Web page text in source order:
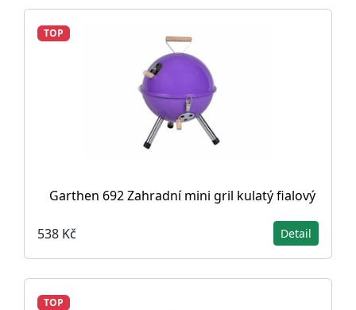
TOP
Garthen 692 Zahradní mini gril kulatý fialový
538 Kč Detail
TOP